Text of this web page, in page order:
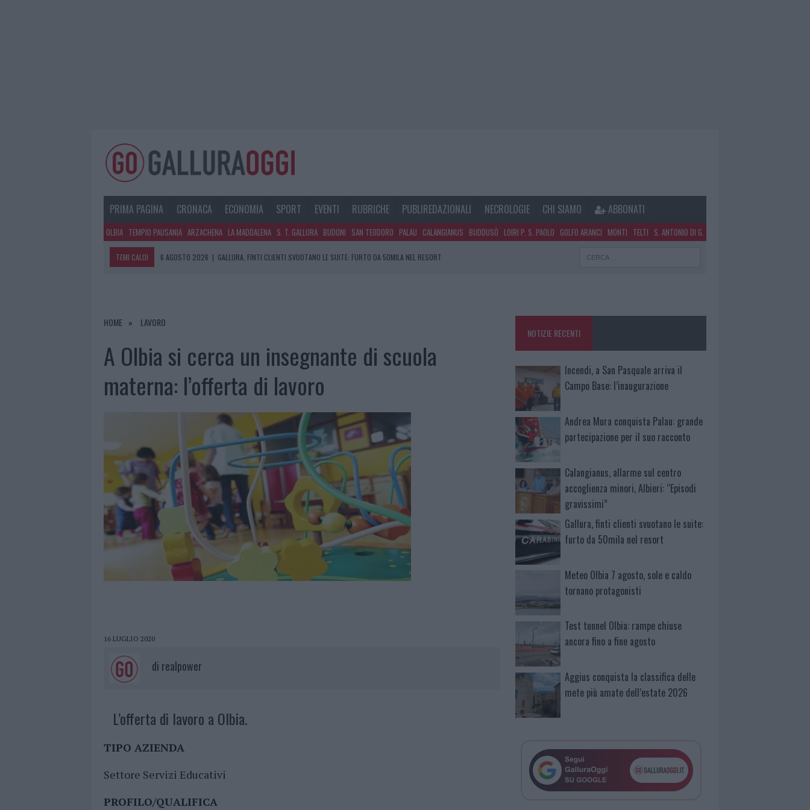
PRIMA PAGINA CRONACA ECONOMIA SPORT EVENTI RUBRICHE PUBLIREDAZIONALI NECROLOGIE CHI SIAMO ABBONATI
OLBIA TEMPIO PAUSANIA ARZACHENA LA MADDALENA S. T. GALLURA BUDONI SAN TEODORO PALAU CALANGIANUS BUDDUSÒ LOIRI P. S. PAOLO GOLFO ARANCI MONTI TELTI S. ANTONIO DI G.
TEMI CALDI 6 AGOSTO 2026 | GALLURA, FINTI CLIENTI SVUOTANO LE SUITE: FURTO DA 50MILA NEL RESORT
HOME LAVORO
A Olbia si cerca un insegnante di scuola
materna: l’offerta di lavoro
16 LUGLIO 2020
di realpower
L’offerta di lavoro a Olbia.
TIPO AZIENDA
Settore Servizi Educativi
PROFILO/QUALIFICA
NOTIZIE RECENTI
Incendi, a San Pasquale arriva il
Campo Base: l’inaugurazione
Andrea Mura conquista Palau: grande
partecipazione per il suo racconto
Calangianus, allarme sul centro
accoglienza minori, Albieri: “Episodi
gravissimi”
Gallura, finti clienti svuotano le suite:
furto da 50mila nel resort
Meteo Olbia 7 agosto, sole e caldo
tornano protagonisti
Test tunnel Olbia: rampe chiuse
ancora fino a fine agosto
Aggius conquista la classifica delle
mete più amate dell’estate 2026